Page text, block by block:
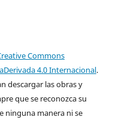
Commons
4.0 Internacional.
descargar las obras y
que se reconozca su
ninguna manera ni se